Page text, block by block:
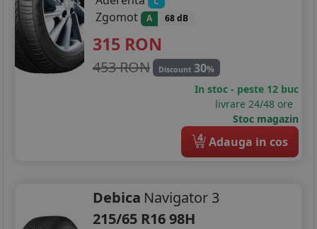
Zgomot A 68 dB
315 RON
453 RON Discount 30%
In stoc - peste 12 buc
livrare 24/48 ore
Stoc magazin
4 Adauga in cos
Debica Navigator 3
215/65 R16 98H